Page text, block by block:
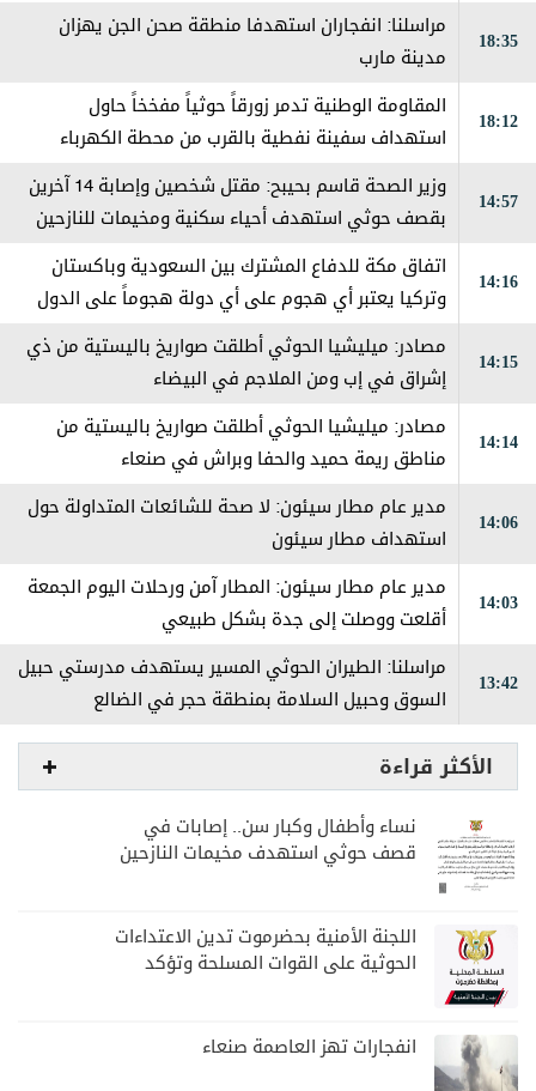
18:35
مراسلنا: انفجاران استهدفا منطقة صحن الجن يهزان
مدينة مارب
18:12
المقاومة الوطنية تدمر زورقاً حوثياً مفخخاً حاول
استهداف سفينة نفطية بالقرب من محطة الكهرباء
14:57
وزير الصحة قاسم بحيبح: مقتل شخصين وإصابة 14 آخرين
بقصف حوثي استهدف أحياء سكنية ومخيمات للنازحين
14:16
اتفاق مكة للدفاع المشترك بين السعودية وباكستان
وتركيا يعتبر ‏أي هجوم على أي دولة هجوماً على الدول
14:15
مصادر: ميليشيا الحوثي أطلقت صواريخ باليستية من ذي
إشراق في إب ومن الملاجم في البيضاء
14:14
مصادر: ميليشيا الحوثي أطلقت صواريخ باليستية من
مناطق ريمة حميد والحفا وبراش في صنعاء
14:06
مدير عام مطار سيئون: لا صحة للشائعات المتداولة حول
استهداف مطار سيئون
14:03
مدير عام مطار سيئون: المطار آمن ورحلات اليوم الجمعة
أقلعت ووصلت إلى جدة بشكل طبيعي
13:42
مراسلنا: الطيران الحوثي المسير يستهدف مدرستي حبيل
السوق وحبيل السلامة بمنطقة حجر في الضالع
الأكثر قراءة
نساء وأطفال وكبار سن.. إصابات في
قصف حوثي استهدف مخيمات النازحين
اللجنة الأمنية بحضرموت تدين الاعتداءات
الحوثية على القوات المسلحة وتؤكد
انفجارات تهز العاصمة صنعاء